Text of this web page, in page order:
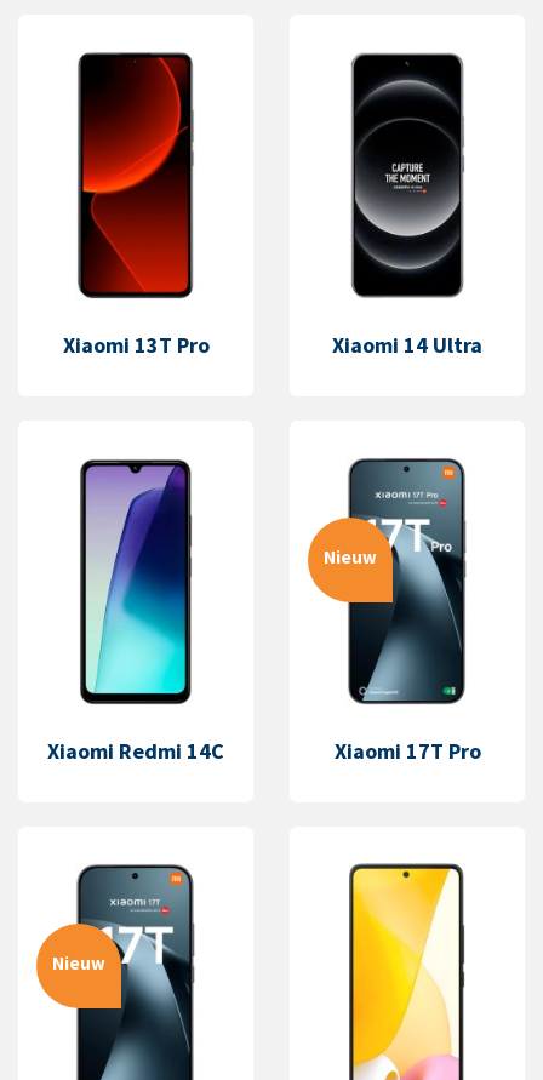
Xiaomi 13T Pro Xiaomi 14 Ultra
Xiaomi Redmi 14C
Nieuw
Xiaomi 17T Pro
Nieuw